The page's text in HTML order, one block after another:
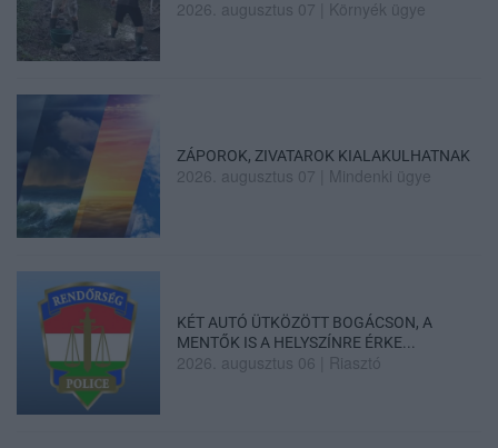
2026. augusztus 07 Környék ügye
ZÁPOROK, ZIVATAROK KIALAKULHATNAK
2026. augusztus 07 Mindenki ügye
KÉT AUTÓ ÜTKÖZÖTT BOGÁCSON, A
MENTŐK IS A HELYSZÍNRE ÉRKE...
2026. augusztus 06 Riasztó